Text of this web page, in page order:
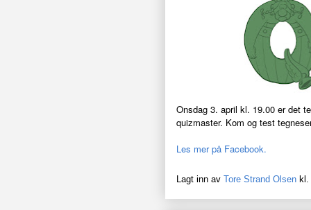
Onsdag 3. april kl. 19.00 er det
quizmaster. Kom og test
Les mer på Facebook.
Lagt inn av Tore Strand Olsen kl.